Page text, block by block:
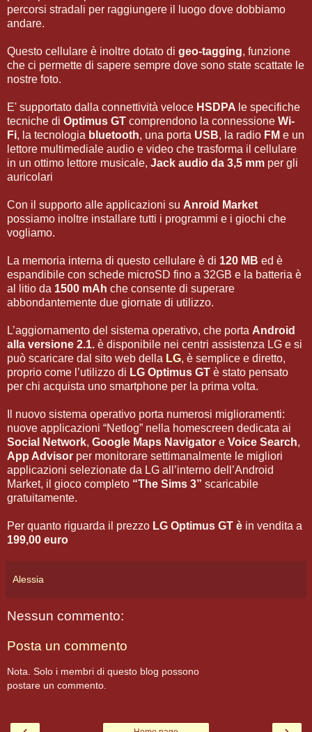
percorsi stradali per raggiungere il luogo dove dobbiamo
andare.
Questo cellulare è inoltre dotato di geo-tagging, funzione
che ci permette di sapere sempre dove sono state scattate le
nostre foto.
E' supportato dalla connettività veloce HSDPA le specifiche
tecniche di Optimus GT comprendono la connessione Wi-
Fi, la tecnologia bluetooth, una porta USB, la radio FM e un
lettore multimediale audio e video che trasforma il cellulare
in un ottimo lettore musicale, Jack audio da 3,5 mm per gli
auricolari
Con il supporto alle applicazioni su Anroid Market
possiamo inoltre installare tutti i programmi e i giochi che
vogliamo.
La memoria interna di questo cellulare è di 120 MB ed è
espandibile con schede microSD fino a 32GB e la batteria è
al litio da 1500 mAh che consente di superare
abbondantemente due giornate di utilizzo.
L’aggiornamento del sistema operativo, che porta Android
alla versione 2.1. è disponibile nei centri assistenza LG e si
può scaricare dal sito web della LG, è semplice e diretto,
proprio come l’utilizzo di LG Optimus GT è stato pensato
per chi acquista uno smartphone per la prima volta.
Il nuovo sistema operativo porta numerosi miglioramenti:
nuove applicazioni “Netlog” nella homescreen dedicata ai
Social Network, Google Maps Navigator e Voice Search,
App Advisor per monitorare settimanalmente le migliori
applicazioni selezionate da LG all’interno dell’Android
Market, il gioco completo “The Sims 3” scaricabile
gratuitamente.
Per quanto riguarda il prezzo LG Optimus GT è in vendita a
199,00 euro
Alessia
Nessun commento:
Posta un commento
Nota. Solo i membri di questo blog possono
postare un commento.